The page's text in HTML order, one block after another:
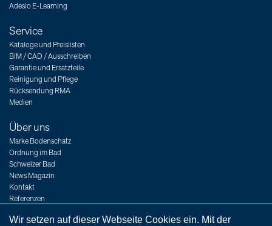
Adesio E-Learning
Service
Kataloge und Preislisten
BIM / CAD / Ausschreiben
Garantie und Ersatzteile
Reinigung und Pflege
Rücksendung RMA
Medien
Über uns
Marke Bodenschatz
Ordnung im Bad
Schweizer Bad
News Magazin
Kontakt
Referenzen
Jobs
Wir setzen auf dieser Webseite Cookies ein. Mit der